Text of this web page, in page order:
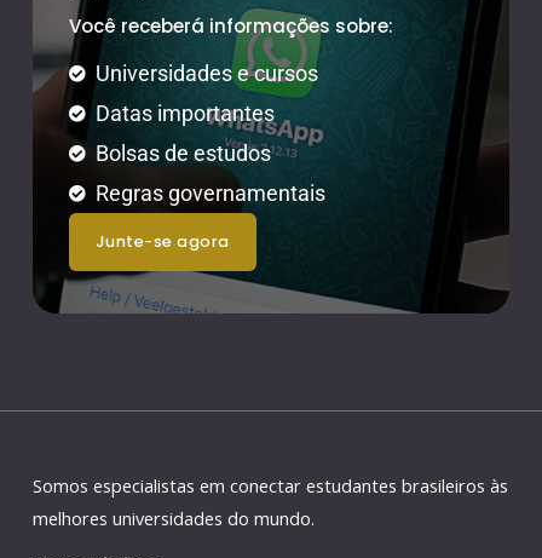
Você receberá informações sobre:
Universidades e cursos
Datas importantes
Bolsas de estudos
Regras governamentais
junte-se agora
Somos especialistas em conectar estudantes brasileiros às
melhores universidades do mundo.